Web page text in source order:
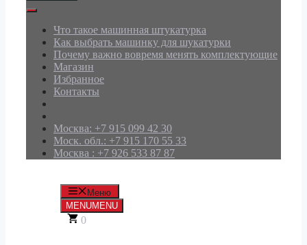
Что такое машинная штукатурка
Как выбрать машинку для шукатурки
Почему важно вовремя менять комплектующие
Магазин
Избранное
Контакты
Москва: +7 915 099 42 30
Моск. обл.: +7 915 170 55 33
Москва : +7 926 533 87 87
Меню
MENUMENU
0